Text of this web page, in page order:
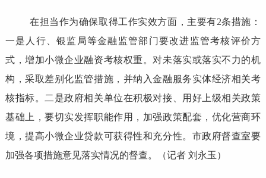
在担当作为确保取得工作实效方面，主要有2条措施：
一是人行、银监局等金融监管部门要改进监管考核评价方
式，增加小微企业融资考核权重。对未落实或落实不力的机
构，采取差别化监管措施，并纳入金融服务实体经济相关考
核指标。二是政府相关单位在积极对接、用好上级相关政策
基础上，要切实发挥职能作用，加强政策配套，优化营商环
境，提高小微企业贷款可获得性和充分性。市政府督查室要
加强各项措施意见落实情况的督查。（记者 刘永玉）